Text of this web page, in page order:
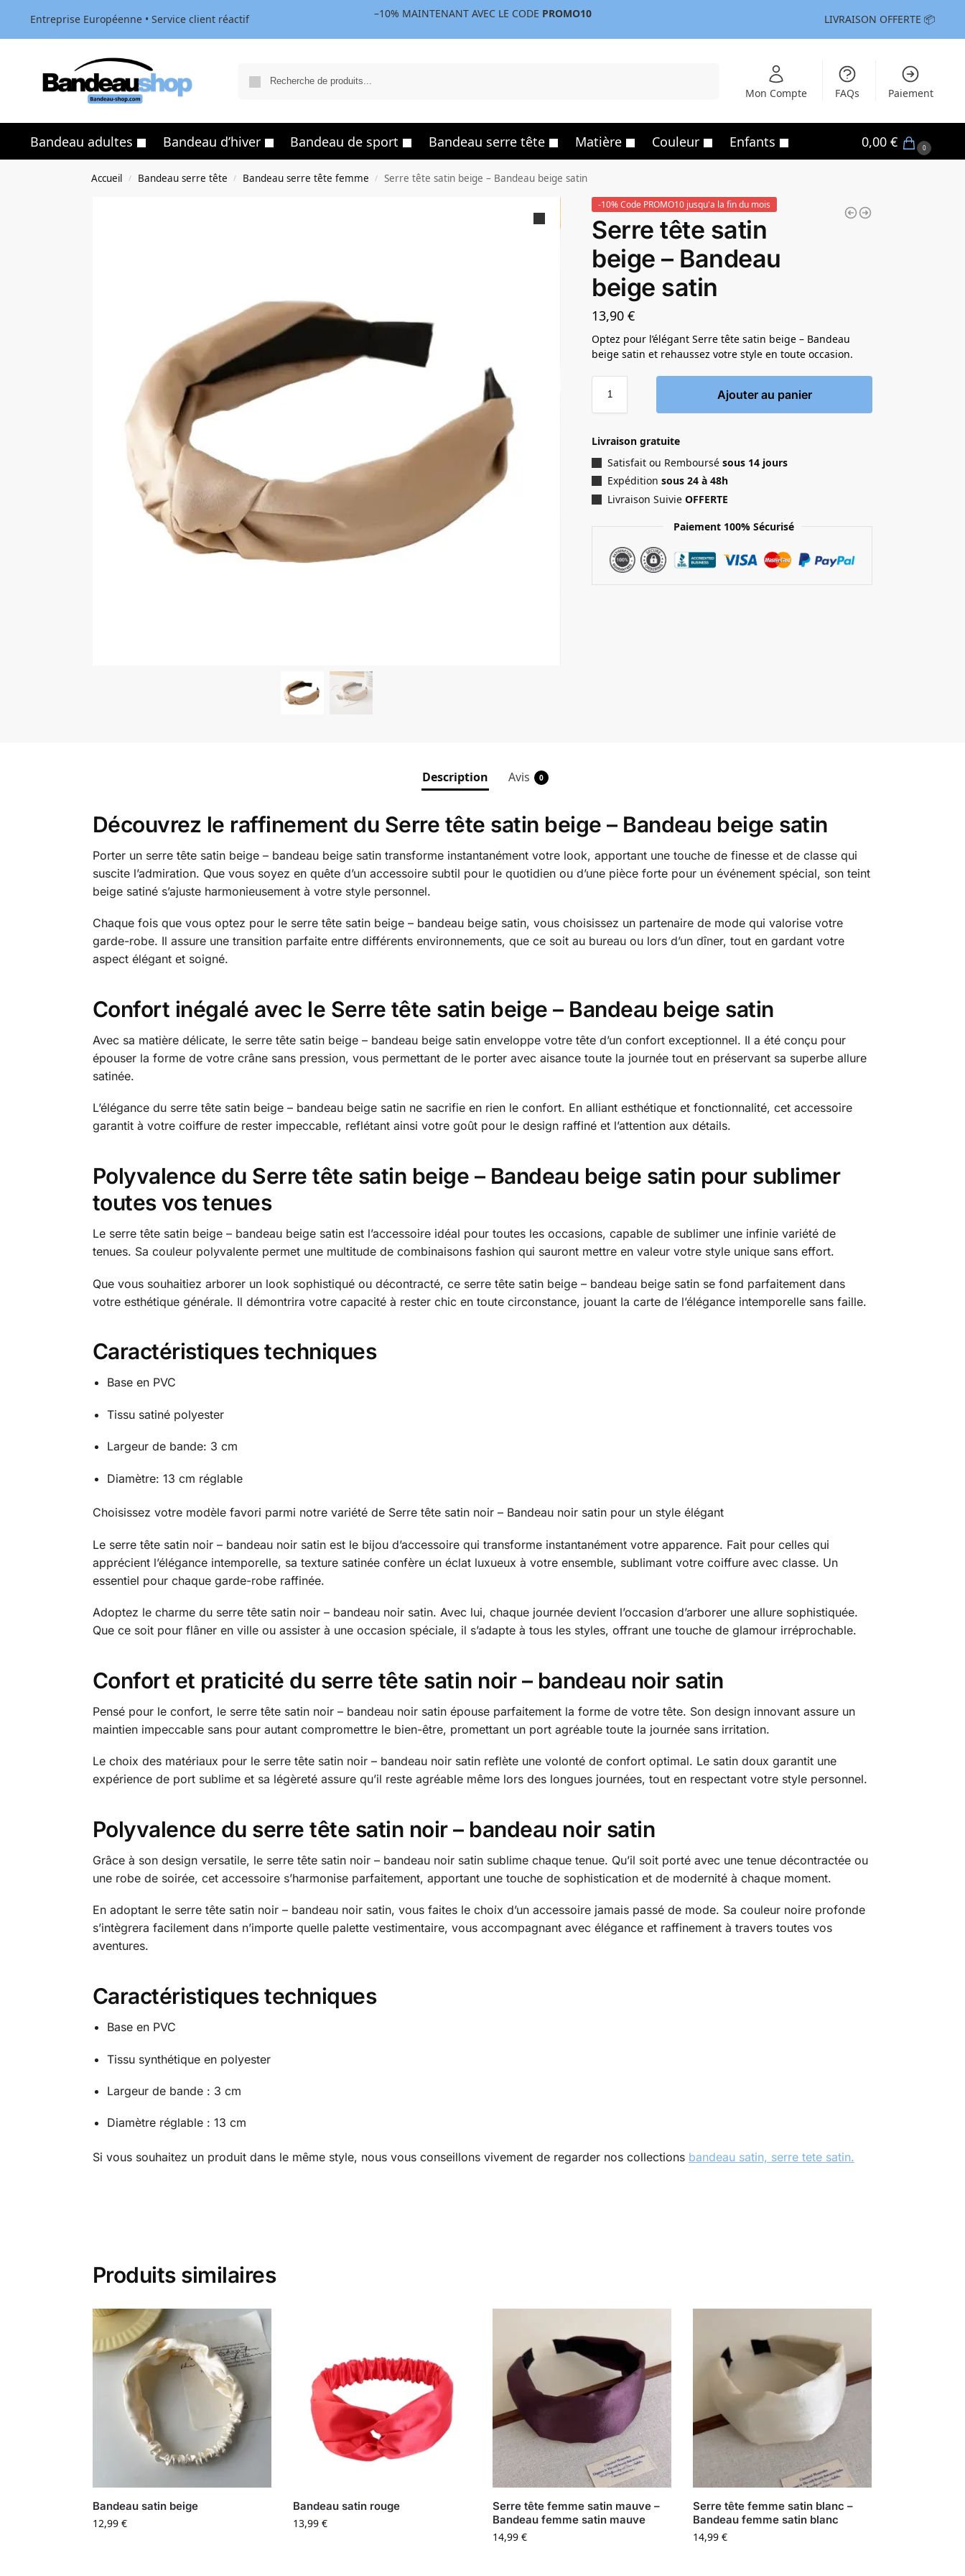
Entreprise Européenne • Service client réactif –10% MAINTENANT AVEC LE CODE PROMO10 LIVRAISON OFFERTE 📦
Mon Compte FAQs Paiement
Bandeau adultes Bandeau d’hiver Bandeau de sport Bandeau serre tête Matière Couleur Enfants 0,00€ 0
Accueil / Bandeau serre tête / Bandeau serre tête femme / Serre tête satin beige – Bandeau beige satin
-10% Code PROMO10 jusqu'a la fin du mois
Serre tête satin
beige – Bandeau
beige satin
13,90€
Optez pour l’élégant Serre tête satin beige – Bandeau
beige satin et rehaussez votre style en toute occasion.
Ajouter au panier
Livraison gratuite
Satisfait ou Remboursésous 14 jours
Expédition sous 24 à 48h
Livraison SuivieOFFERTE
Paiement 100% Sécurisé
Description Avis 0
Découvrez le raffinement du Serre tête satin beige – Bandeau beige satin
Porter un serre tête satin beige – bandeau beige satin transforme instantanément votre look, apportant une touche de finesse et de classe qui
suscite l’admiration. Que vous soyez en quête d’un accessoire subtil pour le quotidien ou d’une pièce forte pour un événement spécial, son teint
beige satiné s’ajuste harmonieusement à votre style personnel.
Chaque fois que vous optez pour le serre tête satin beige – bandeau beige satin, vous choisissez un partenaire de mode qui valorise votre
garde-robe. Il assure une transition parfaite entre différents environnements, que ce soit au bureau ou lors d’un dîner, tout en gardant votre
aspect élégant et soigné.
Confort inégalé avec le Serre tête satin beige – Bandeau beige satin
Avec sa matière délicate, le serre tête satin beige – bandeau beige satin enveloppe votre tête d’un confort exceptionnel. Il a été conçu pour
épouser la forme de votre crâne sans pression, vous permettant de le porter avec aisance toute la journée tout en préservant sa superbe allure
satinée.
L’élégance du serre tête satin beige – bandeau beige satin ne sacrifie en rien le confort. En alliant esthétique et fonctionnalité, cet accessoire
garantit à votre coiffure de rester impeccable, reflétant ainsi votre goût pour le design raffiné et l’attention aux détails.
Polyvalence du Serre tête satin beige – Bandeau beige satin pour sublimer
toutes vos tenues
Le serre tête satin beige – bandeau beige satin est l’accessoire idéal pour toutes les occasions, capable de sublimer une infinie variété de
tenues. Sa couleur polyvalente permet une multitude de combinaisons fashion qui sauront mettre en valeur votre style unique sans effort.
Que vous souhaitiez arborer un look sophistiqué ou décontracté, ce serre tête satin beige – bandeau beige satin se fond parfaitement dans
votre esthétique générale. Il démontrira votre capacité à rester chic en toute circonstance, jouant la carte de l’élégance intemporelle sans faille.
Caractéristiques techniques
Base en PVC
Tissu satiné polyester
Largeur de bande: 3 cm
Diamètre: 13 cm réglable
Choisissez votre modèle favori parmi notre variété de Serre tête satin noir – Bandeau noir satin pour un style élégant
Le serre tête satin noir – bandeau noir satin est le bijou d’accessoire qui transforme instantanément votre apparence. Fait pour celles qui
apprécient l’élégance intemporelle, sa texture satinée confère un éclat luxueux à votre ensemble, sublimant votre coiffure avec classe. Un
essentiel pour chaque garde-robe raffinée.
Adoptez le charme du serre tête satin noir – bandeau noir satin. Avec lui, chaque journée devient l’occasion d’arborer une allure sophistiquée.
Que ce soit pour flâner en ville ou assister à une occasion spéciale, il s’adapte à tous les styles, offrant une touche de glamour irréprochable.
Confort et praticité du serre tête satin noir – bandeau noir satin
Pensé pour le confort, le serre tête satin noir – bandeau noir satin épouse parfaitement la forme de votre tête. Son design innovant assure un
maintien impeccable sans pour autant compromettre le bien-être, promettant un port agréable toute la journée sans irritation.
Le choix des matériaux pour le serre tête satin noir – bandeau noir satin reflète une volonté de confort optimal. Le satin doux garantit une
expérience de port sublime et sa légèreté assure qu’il reste agréable même lors des longues journées, tout en respectant votre style personnel.
Polyvalence du serre tête satin noir – bandeau noir satin
Grâce à son design versatile, le serre tête satin noir – bandeau noir satin sublime chaque tenue. Qu’il soit porté avec une tenue décontractée ou
une robe de soirée, cet accessoire s’harmonise parfaitement, apportant une touche de sophistication et de modernité à chaque moment.
En adoptant le serre tête satin noir – bandeau noir satin, vous faites le choix d’un accessoire jamais passé de mode. Sa couleur noire profonde
s’intègrera facilement dans n’importe quelle palette vestimentaire, vous accompagnant avec élégance et raffinement à travers toutes vos
aventures.
Caractéristiques techniques
Base en PVC
Tissu synthétique en polyester
Largeur de bande : 3 cm
Diamètre réglable : 13 cm
Si vous souhaitez un produit dans le même style, nous vous conseillons vivement de regarder nos collections bandeau satin, serre tete satin.
Produits similaires
Bandeau satin beige
12,99 €
Bandeau satin rouge
13,99 €
Serre tête femme satin mauve –
Bandeau femme satin mauve
14,99€
Serre tête femme satin blanc –
Bandeau femme satin blanc
14,99€